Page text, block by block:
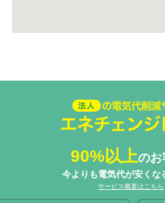
法人の電気代削減サー
チェンジ Biz
90%以上のお
今よりも電気代が安くな
サービス概要はこちら